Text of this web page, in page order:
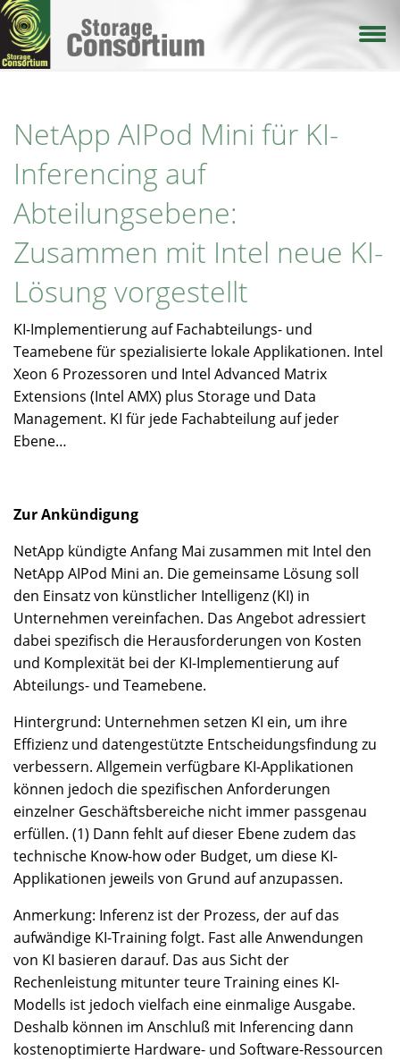
Direkt
zum
Inhalt
NetApp AIPod Mini für KI-
Inferencing auf
Abteilungsebene:
Zusammen mit Intel neue KI-
Lösung vorgestellt
KI-Implementierung auf Fachabteilungs- und
Teamebene für spezialisierte lokale Applikationen. Intel
Xeon 6 Prozessoren und Intel Advanced Matrix
Extensions (Intel AMX) plus Storage und Data
Management. KI für jede Fachabteilung auf jeder
Ebene…
Zur Ankündigung
NetApp kündigte Anfang Mai zusammen mit Intel den
NetApp AIPod Mini an. Die gemeinsame Lösung soll
den Einsatz von künstlicher Intelligenz (KI) in
Unternehmen vereinfachen. Das Angebot adressiert
dabei spezifisch die Herausforderungen von Kosten
und Komplexität bei der KI-Implementierung auf
Abteilungs- und Teamebene.
Hintergrund: Unternehmen setzen KI ein, um ihre
Effizienz und datengestützte Entscheidungsfindung zu
verbessern. Allgemein verfügbare KI-Applikationen
können jedoch die spezifischen Anforderungen
einzelner Geschäftsbereiche nicht immer passgenau
erfüllen. (1) Dann fehlt auf dieser Ebene zudem das
technische Know-how oder Budget, um diese KI-
Applikationen jeweils von Grund auf anzupassen.
Anmerkung: Inferenz ist der Prozess, der auf das
aufwändige KI-Training folgt. Fast alle Anwendungen
von KI basieren darauf. Das aus Sicht der
Rechenleistung mitunter teure Training eines KI-
Modells ist jedoch vielfach eine einmalige Ausgabe.
Deshalb können im Anschluß mit Inferencing dann
kostenoptimierte Hardware- und Software-Ressourcen